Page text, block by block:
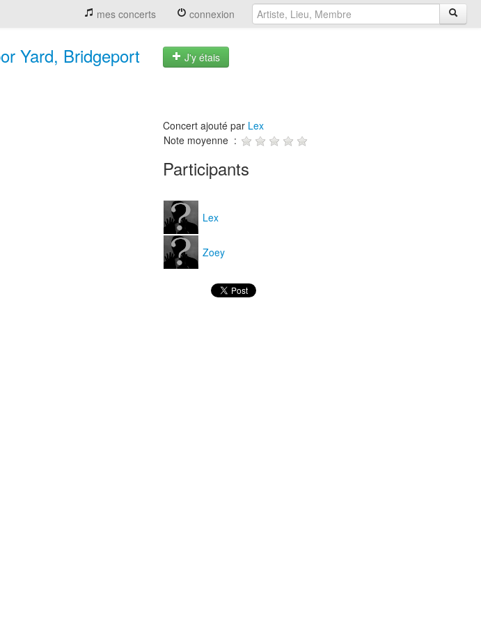
mes concerts connexion
Yard, Bridgeport
J'y étais
Concert ajouté par Lex
Note moyenne :
Participants
Lex
Zoey